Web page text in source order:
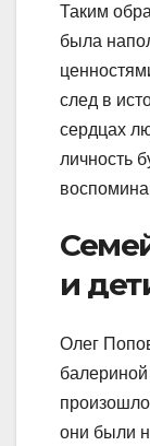
Таким
была
след в
сердцах
личность
и
Олег
балериной
они были